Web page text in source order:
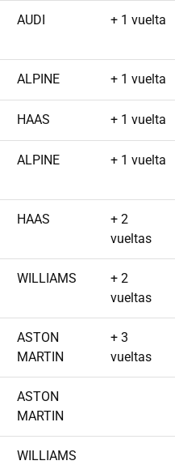
AUDI + 1 vuelta
ALPINE + 1 vuelta
HAAS + 1 vuelta
ALPINE + 1 vuelta
HAAS
+ 2
vueltas
WILLIAMS
+ 2
vueltas
ASTON
MARTIN
+ 3
vueltas
ASTON
MARTIN
WILLIAMS